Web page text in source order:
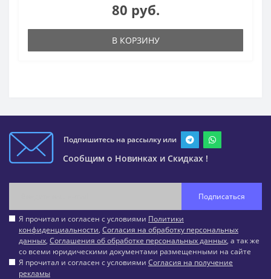
80 руб.
В КОРЗИНУ
Подпишитесь на рассылку или
Сообщим о Новинках и Скидках !
Подписаться
Я прочитал и согласен с условиями Политики
конфиденциальности, Согласия на обработку персональных
данных, Соглашения об обработке персональных данных, а так же
со всеми юридическими документами размещенными на сайте
Я прочитал и согласен с условиями Согласия на получение
рекламы